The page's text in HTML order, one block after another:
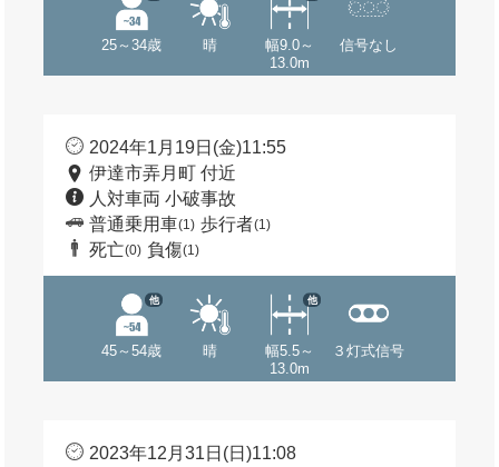
25～34歳 晴
幅9.0～
13.0m
信号なし
2024年1月19日(金)11:55
伊達市弄月町 付近
人対車両 小破事故
普通乗用車(1) 歩行者(1)
死亡(0) 負傷(1)
45～54歳
他
晴
幅5.5～
13.0m
他
３灯式信号
2023年12月31日(日)11:08